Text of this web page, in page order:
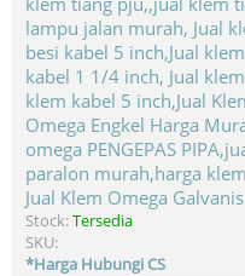
Jual Klem Omega Galvanis
Stock:Tersedia
SKU:
*Harga Hubungi CS